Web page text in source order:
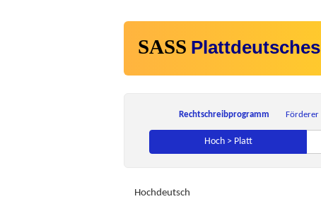
SASS Plattdeutsches
Rechtschreibprogramm Förderer
Hoch > Platt
Hochdeutsch